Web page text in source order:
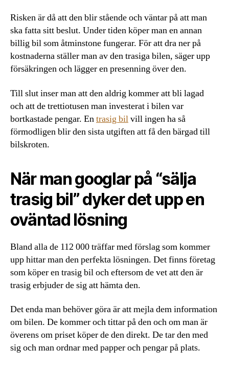
Risken är då att den blir stående och väntar på att man
ska fatta sitt beslut. Under tiden köper man en annan
billig bil som åtminstone fungerar. För att dra ner på
kostnaderna ställer man av den trasiga bilen, säger upp
försäkringen och lägger en presenning över den.
Till slut inser man att den aldrig kommer att bli lagad
och att de trettiotusen man investerat i bilen var
bortkastade pengar. Entrasig bilvill ingen ha så
förmodligen blir den sista utgiften att få den bärgad till
bilskroten.
När man googlar på “sälja
trasig bil” dyker det upp en
oväntad lösning
Bland alla de 112 000 träffar med förslag som kommer
upp hittar man den perfekta lösningen. Det finns företag
som köper en trasig bil och eftersom de vet att den är
trasig erbjuder de sig att hämta den.
Det enda man behöver göra är att mejla dem information
om bilen. De kommer och tittar på den och om man är
överens om priset köper de den direkt. De tar den med
sig och man ordnar med papper och pengar på plats.